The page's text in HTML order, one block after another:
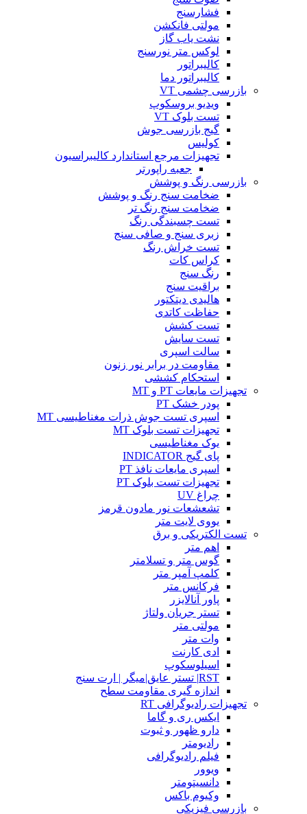
فشارسنج
مولتی فانکشن
نشت یاب گاز
لوکس متر نورسنج
کالیبراتور
کالیبراتور دما
بازرسی چشمی VT
ویدیو بروسکوپ
تست بلوک VT
گیج بازرسی جوش
کولیس
تجهیزات مرجع استاندارد کالیبراسیون
جعبه راپورتر
بازرسی رنگ و پوشش
ضخامت سنج رنگ و پوشش
ضخامت سنج رنگ تر
تست چسبندگی رنگ
زبری سنج و صافی سنج
تست خراش رنگ
کراس کات
رنگ سنج
براقیت سنج
هالیدی دیتکتور
حفاظت کاتدی
تست کشش
تست سایش
سالت اسپری
مقاومت در برابر نور زنون
استحکام کششی
تجهیزات مایعات PT و MT
پودر خشک PT
اسپری تست جوش ذرات مغناطیسی MT
تجهیزات تست بلوک MT
یوک مغناطیسی
پای گیج INDICATOR
اسپری مایعات نافذ PT
تجهیزات تست بلوک PT
چراغ UV
تشعشعات نور مادون قرمز
یووی لایت متر
تست الکتریکی و برق
اهم متر
گوس متر و تسلامتر
کلمپ آمپر متر
فرکانس متر
پاور آنالایزر
تستر جریان ولتاژ
مولتی متر
وات متر
ادی کارنت
اسیلوسکوپ
RST| تستر عایق|میگر | ارت سنج
اندازه گیری مقاومت سطح
تجهیزات رادیوگرافی RT
ایکس ری و گاما
دارو ظهور و ثبوت
رادیومتر
فیلم رادیوگرافی
ویوور
دانسیتومتر
وکیوم باکس
بازرسی فیزیکی